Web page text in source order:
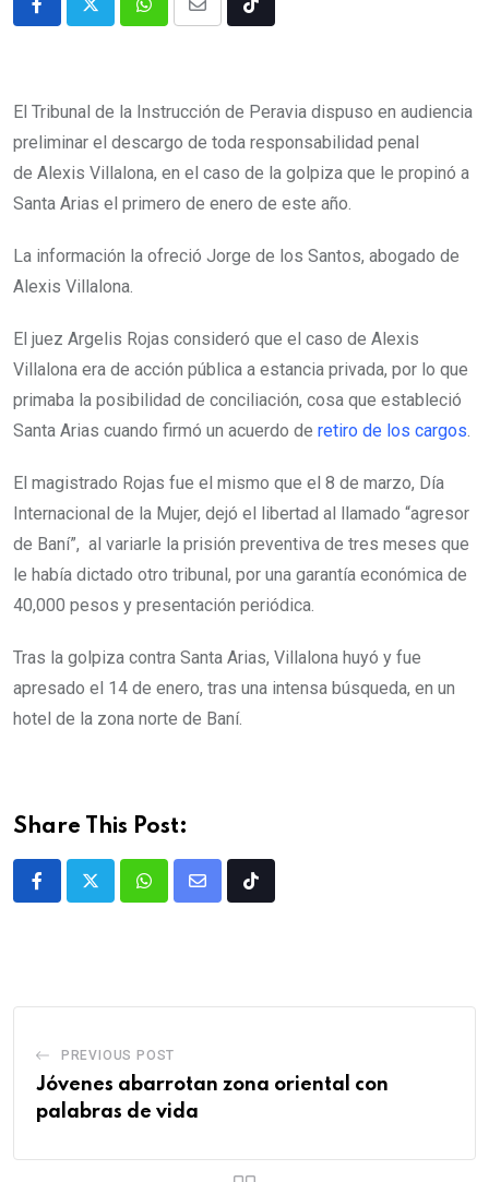
El Tribunal de la Instrucción de Peravia dispuso en audiencia
preliminar el descargo de toda responsabilidad penal
de Alexis Villalona, en el caso de la golpiza que le propinó a
Santa Arias el primero de enero de este año.
La información la ofreció Jorge de los Santos, abogado de
Alexis Villalona.
El juez Argelis Rojas consideró que el caso de Alexis
Villalona era de acción pública a estancia privada, por lo que
primaba la posibilidad de conciliación, cosa que estableció
Santa Arias cuando firmó un acuerdo de retiro de los cargos.
El magistrado Rojas fue el mismo que el 8 de marzo, Día
Internacional de la Mujer, dejó el libertad al llamado “agresor
de Baní”, al variarle la prisión preventiva de tres meses que
le había dictado otro tribunal, por una garantía económica de
40,000 pesos y presentación periódica.
Tras la golpiza contra Santa Arias, Villalona huyó y fue
apresado el 14 de enero, tras una intensa búsqueda, en un
hotel de la zona norte de Baní.
Share This Post:
PREVIOUS POST
Jóvenes abarrotan zona oriental con
palabras de vida